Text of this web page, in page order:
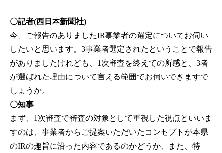
〇記者(西日本新聞社)
今、ご報告のありましたIR事業者の選定についてお伺い
したいと思います。3事業者選定されたということで報告
がありましたけれども、1次審査を終えての所感と、3者
が選ばれた理由について言える範囲でお伺いできますで
しょうか。
〇知事
まず、1次審査で審査の対象として重視した視点といいま
すのは、事業者からご提案いただいたコンセプトが本県
のIRの趣旨に沿った内容であるのかどうか、また、特